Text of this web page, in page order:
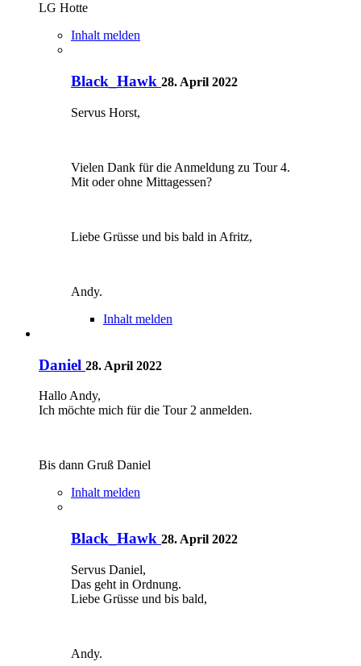
LG Hotte
Inhalt melden
Black_Hawk 28. April 2022
Servus Horst,
Vielen Dank für die Anmeldung zu Tour 4.
Mit oder ohne Mittagessen?
Liebe Grüsse und bis bald in Afritz,
Andy.
Inhalt melden
Daniel 28. April 2022
Hallo Andy,
Ich möchte mich für die Tour 2 anmelden.
Bis dann Gruß Daniel
Inhalt melden
Black_Hawk 28. April 2022
Servus Daniel,
Das geht in Ordnung.
Liebe Grüsse und bis bald,
Andy.